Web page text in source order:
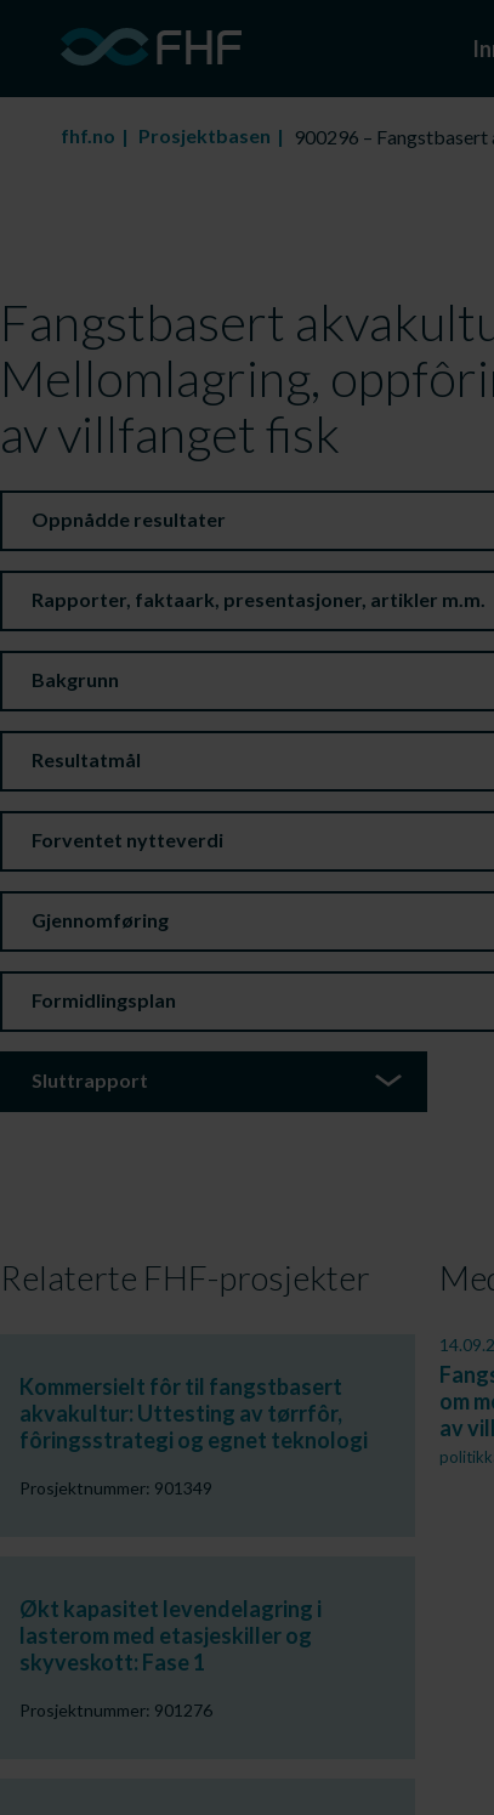
fhf.no Prosjektbasen 900296 –
Fangstbasert
Mellomlagring,
av villfanget fisk
Oppnådde resultater
Rapporter, faktaark, presentasjoner, artikler m.m.
Bakgrunn
Resultatmål
Forventet nytteverdi
Gjennomføring
Formidlingsplan
Sluttrapport
Relaterte FHF-prosjekter
Kommersielt fôr til fangstbasert
akvakultur: Uttesting av tørrfôr,
fôringsstrategi og egnet teknologi
Prosjektnummer: 901349
Økt kapasitet levendelagring i
lasterom med etasjeskiller og
skyveskott: Fase 1
Prosjektnummer: 901276
om
av